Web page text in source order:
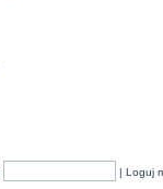
|Loguj